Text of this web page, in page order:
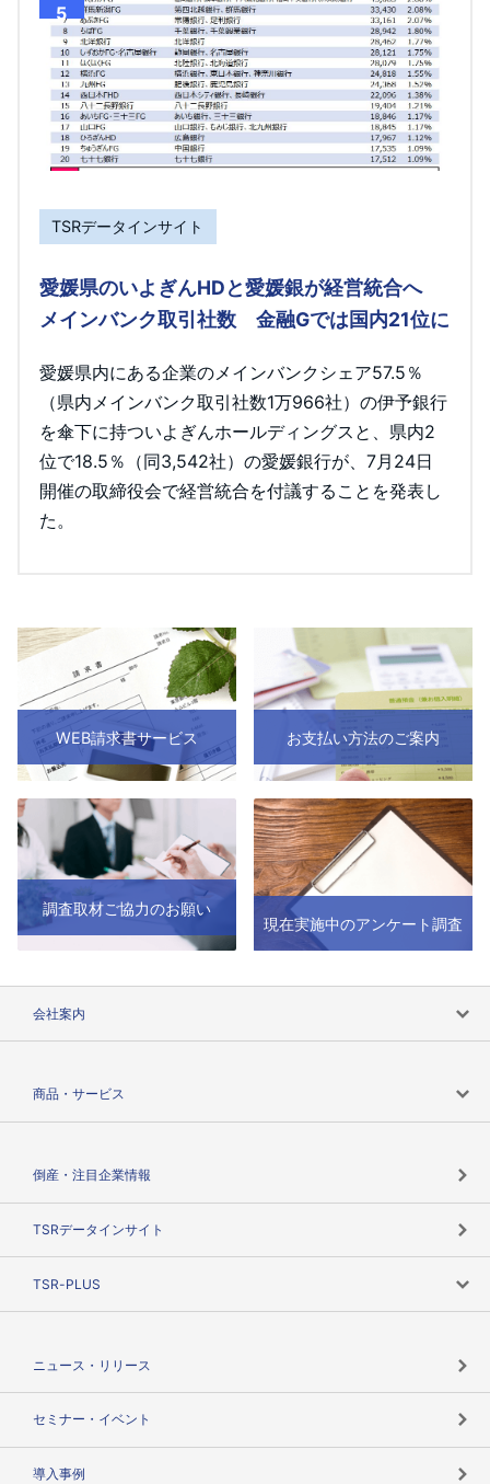
5
TSRデータインサイト
愛媛県のいよぎんHDと愛媛銀が経営統合へ
メインバンク取引社数 金融Gでは国内21位に
愛媛県内にある企業のメインバンクシェア57.5％
（県内メインバンク取引社数1万966社）の伊予銀行
を傘下に持ついよぎんホールディングスと、県内2
位で18.5％（同3,542社）の愛媛銀行が、7月24日
開催の取締役会で経営統合を付議することを発表し
た。
WEB請求書サービス お支払い方法のご案内
調査取材ご協力のお願い
現在実施中のアンケート調査
会社案内
商品・サービス
倒産・注目企業情報
TSRデータインサイト
TSR-PLUS
ニュース・リリース
セミナー・イベント
導入事例